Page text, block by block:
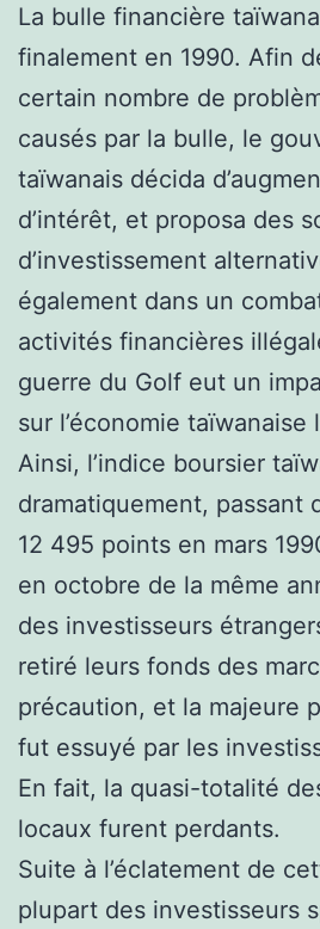
La bulle financière
finalement en 1990. Afin
certain nombre de
causés par la bulle, le
taïwanais décida
d’intérêt, et proposa des
d’investissement
également dans un
activités financières
guerre du Golf eut un
sur l’économie taïwanaise
Ainsi, l’indice boursier
dramatiquement, passant
12 495 points en mars
en octobre de la même
des investisseurs
retiré leurs fonds des
précaution, et la majeure
fut essuyé par les
En fait, la quasi-totalité
locaux furent perdants.
Suite à l’éclatement de
plupart des investisseurs